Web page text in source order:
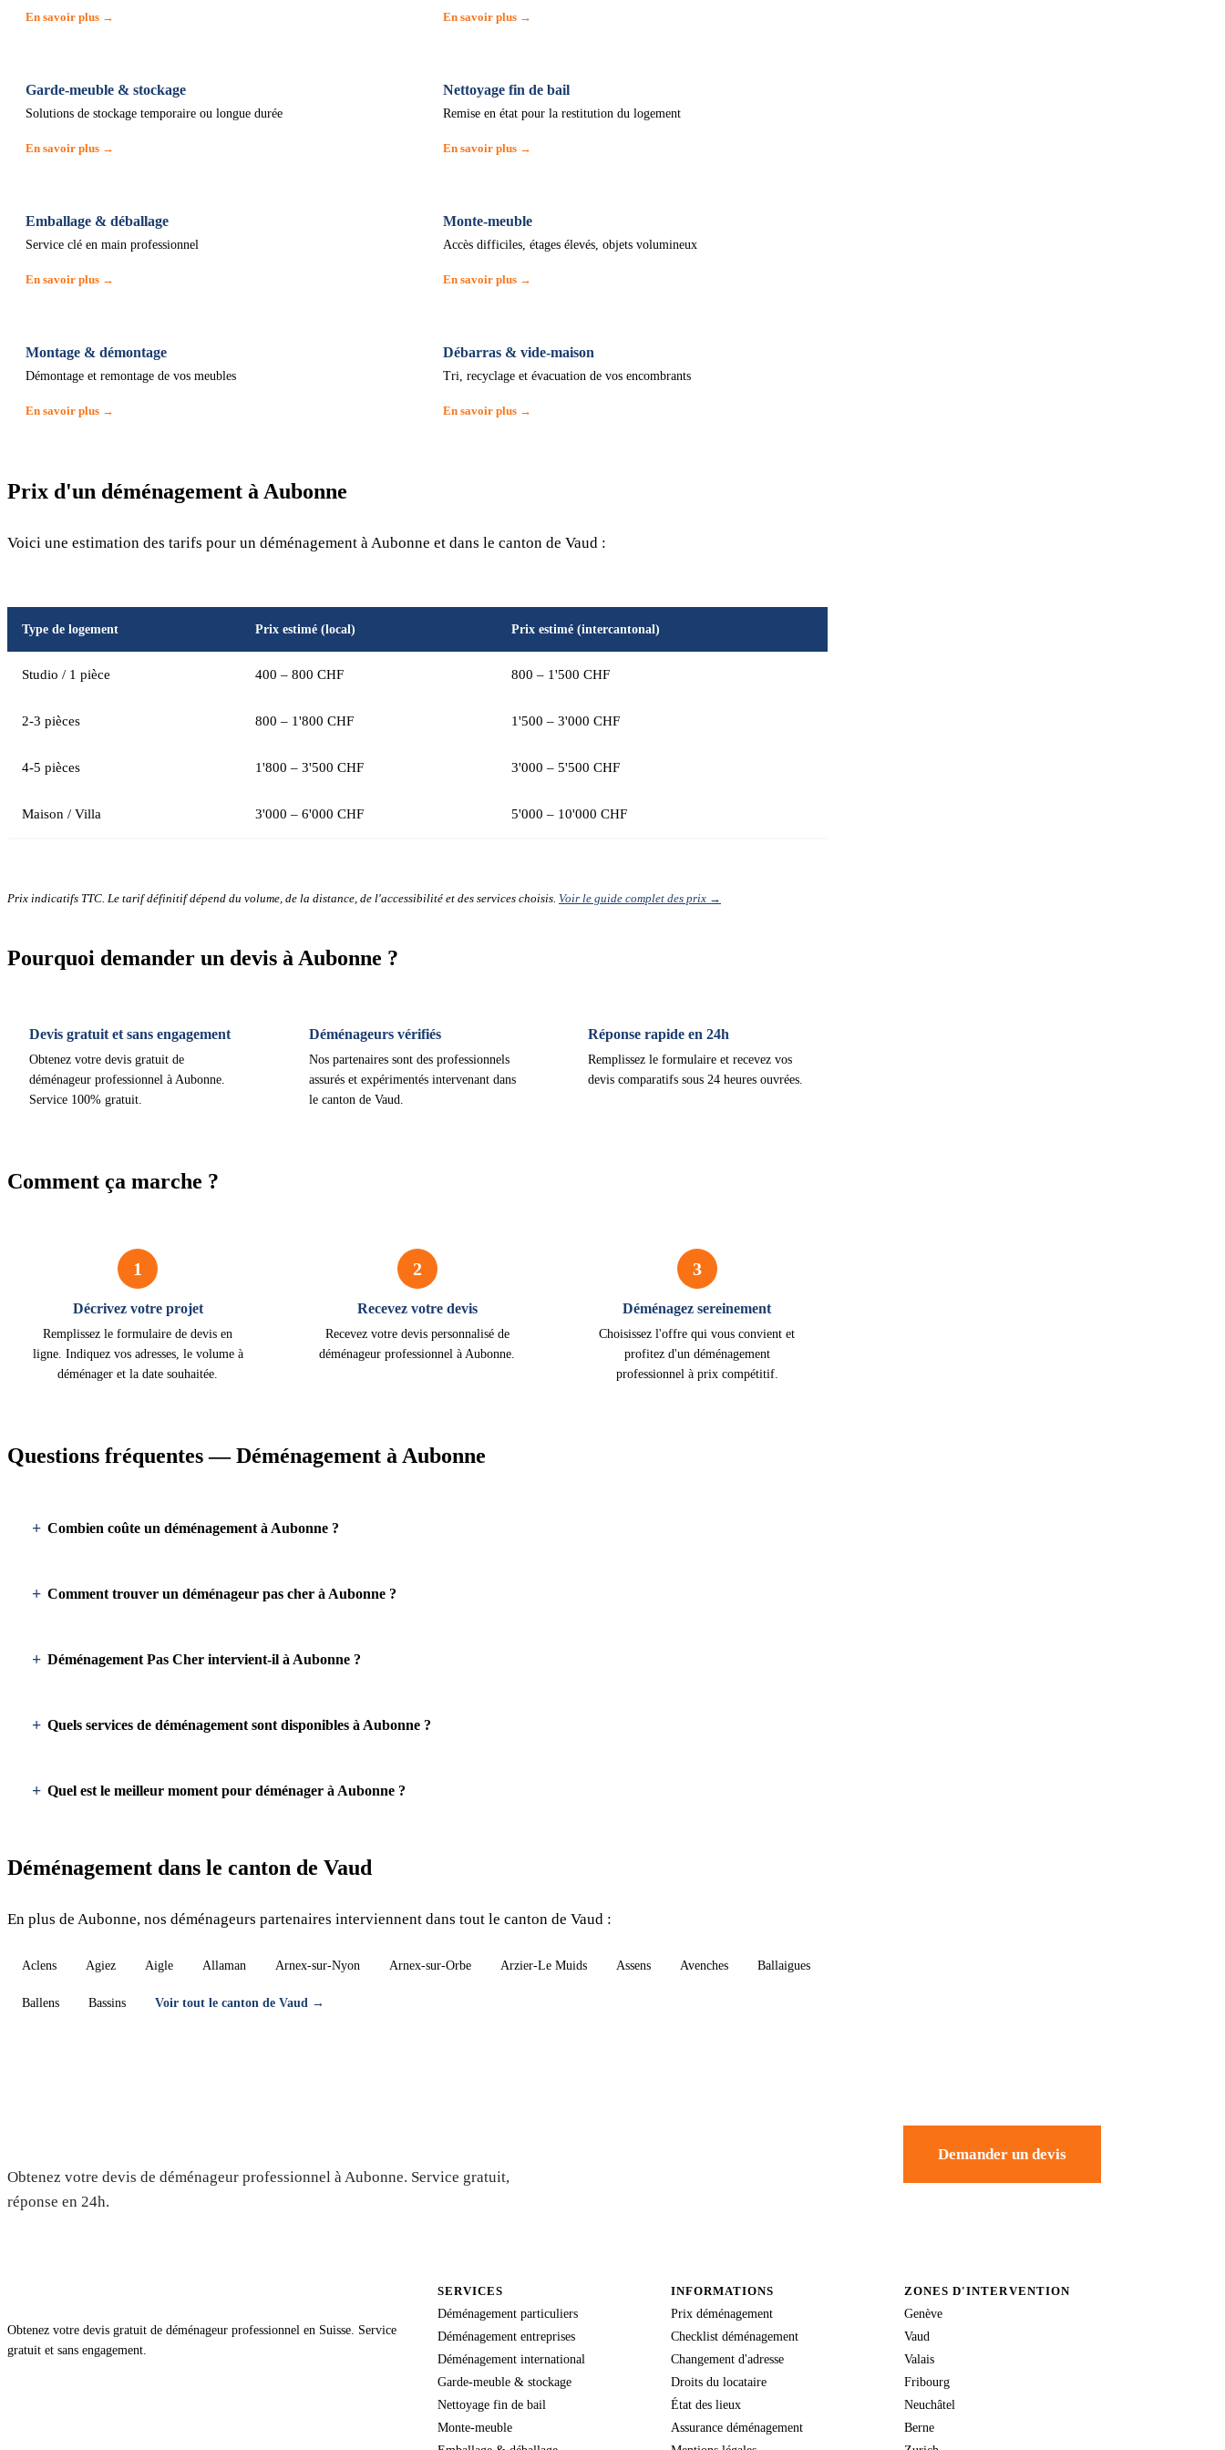
En savoir plus → En savoir plus →
Garde-meuble & stockage
Solutions de stockage temporaire ou longue durée
En savoir plus →
Nettoyage fin de bail
Remise en état pour la restitution du logement
En savoir plus →
Emballage & déballage
Service clé en main professionnel
En savoir plus →
Monte-meuble
Accès difficiles, étages élevés, objets volumineux
En savoir plus →
Montage & démontage
Démontage et remontage de vos meubles
En savoir plus →
Débarras & vide-maison
Tri, recyclage et évacuation de vos encombrants
En savoir plus →
Prix d'un déménagement à Aubonne
Voici une estimation des tarifs pour un déménagement à Aubonne et dans le canton de Vaud :
Type de logement Prix estimé (local) Prix estimé (intercantonal)
Studio / 1 pièce 400 – 800 CHF 800 – 1'500 CHF
2-3 pièces 800 – 1'800 CHF 1'500 – 3'000 CHF
4-5 pièces 1'800 – 3'500 CHF 3'000 – 5'500 CHF
Maison / Villa 3'000 – 6'000 CHF 5'000 – 10'000 CHF
Prix indicatifs TTC. Le tarif définitif dépend du volume, de la distance, de l'accessibilité et des services choisis. Voir le guide complet des prix →
Pourquoi demander un devis à Aubonne ?
Devis gratuit et sans engagement
Obtenez votre devis gratuit de
déménageur professionnel à Aubonne.
Service 100% gratuit.
Déménageurs vérifiés
Nos partenaires sont des professionnels
assurés et expérimentés intervenant dans
le canton de Vaud.
Réponse rapide en 24h
Remplissez le formulaire et recevez vos
devis comparatifs sous 24 heures ouvrées.
Comment ça marche ?
1
Décrivez votre projet
Remplissez le formulaire de devis en
ligne. Indiquez vos adresses, le volume à
déménager et la date souhaitée.
2
Recevez votre devis
Recevez votre devis personnalisé de
déménageur professionnel à Aubonne.
3
Déménagez sereinement
Choisissez l'offre qui vous convient et
profitez d'un déménagement
professionnel à prix compétitif.
Questions fréquentes — Déménagement à Aubonne
Combien coûte un déménagement à Aubonne ?
Comment trouver un déménageur pas cher à Aubonne ?
Déménagement Pas Cher intervient-il à Aubonne ?
Quels services de déménagement sont disponibles à Aubonne ?
Quel est le meilleur moment pour déménager à Aubonne ?
Déménagement dans le canton de Vaud
En plus de Aubonne, nos déménageurs partenaires interviennent dans tout le canton de Vaud :
Aclens Agiez Aigle Allaman Arnex-sur-Nyon Arnex-sur-Orbe Arzier-Le Muids Assens Avenches Ballaigues
Ballens Bassins Voir tout le canton de Vaud →
Obtenez votre devis de déménageur professionnel à Aubonne. Service gratuit,
réponse en 24h.
Demander un devis
Obtenez votre devis gratuit de déménageur professionnel en Suisse. Service
gratuit et sans engagement.
SERVICES
Déménagement particuliers
Déménagement entreprises
Déménagement international
Garde-meuble & stockage
Nettoyage fin de bail
Monte-meuble
INFORMATIONS
Prix déménagement
Checklist déménagement
Changement d'adresse
Droits du locataire
État des lieux
Assurance déménagement
ZONES D'INTERVENTION
Genève
Vaud
Valais
Fribourg
Neuchâtel
Berne